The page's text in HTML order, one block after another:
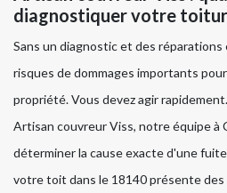
diagnostiquer votre
Sans un diagnostic et des réparations
risques de dommages importants
propriété. Vous devez agir
Artisan couvreur Viss, notre équipe à
déterminer la cause exacte d'une fuite
votre toit dans le 18140 présente des